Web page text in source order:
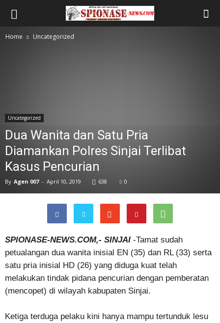
Home Uncategorized
Uncategorized
Dua Wanita dan Satu Pria
Diamankan Polres Sinjai Terlibat
Kasus Pencurian
By Agen 007 - April 10, 2019 638 0
SPIONASE-NEWS.COM,- SINJAI -Tamat sudah
petualangan dua wanita inisial EN (35) dan RL (33) serta
satu pria inisial HD (26) yang diduga kuat telah
melakukan tindak pidana pencurian dengan pemberatan
(mencopet) di wilayah kabupaten Sinjai.
Ketiga terduga pelaku kini hanya mampu tertunduk lesu